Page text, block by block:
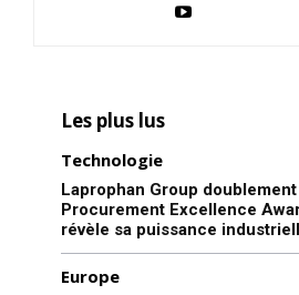
Les plus lus
Technologie
Laprophan Group
Procurement Excellence
révèle sa puissance
Europe